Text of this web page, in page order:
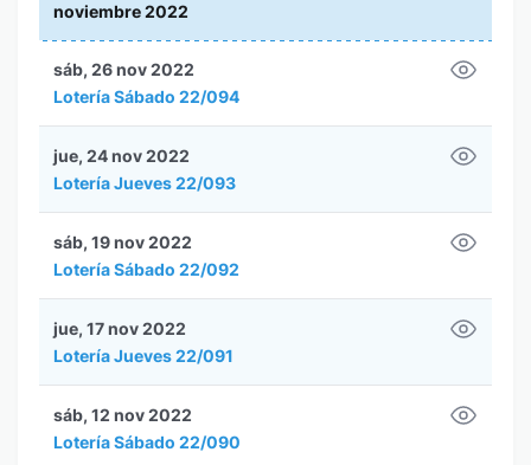
noviembre 2022
Lotería Sábado 22/094
sáb, 26 nov 2022
Lotería Jueves 22/093
jue, 24 nov 2022
Lotería Sábado 22/092
sáb, 19 nov 2022
Lotería Jueves 22/091
jue, 17 nov 2022
Lotería Sábado 22/090
sáb, 12 nov 2022